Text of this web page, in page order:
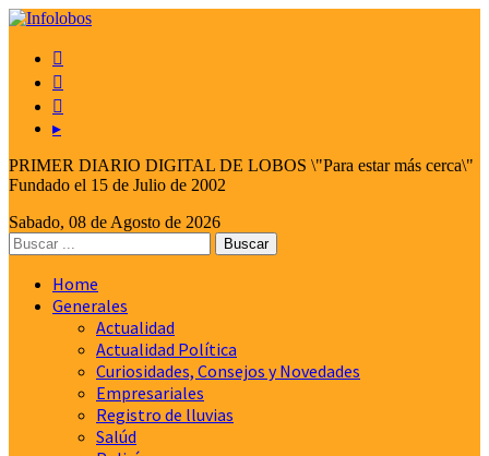



▸
PRIMER DIARIO DIGITAL DE LOBOS \"Para estar más cerca\"
Fundado el 15 de Julio de 2002
Sabado, 08 de Agosto de 2026
Home
Generales
Actualidad
Actualidad Política
Curiosidades, Consejos y Novedades
Empresariales
Registro de lluvias
Salúd